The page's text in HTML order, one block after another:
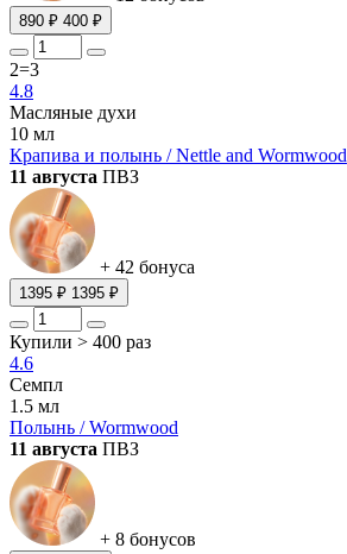
890 ₽ 400 ₽
2=3
4.8
Масляные духи
10 мл
Крапива и полынь / Nettle and Wormwood
11 августа ПВЗ
+ 42 бонуса
1395 ₽ 1395 ₽
Купили > 400 раз
4.6
Семпл
1.5 мл
Полынь / Wormwood
11 августа ПВЗ
+ 8 бонусов